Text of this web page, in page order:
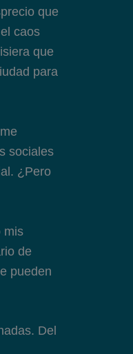
que
caos
que
para
sociales
¿Pero
mis
de
pueden
Del